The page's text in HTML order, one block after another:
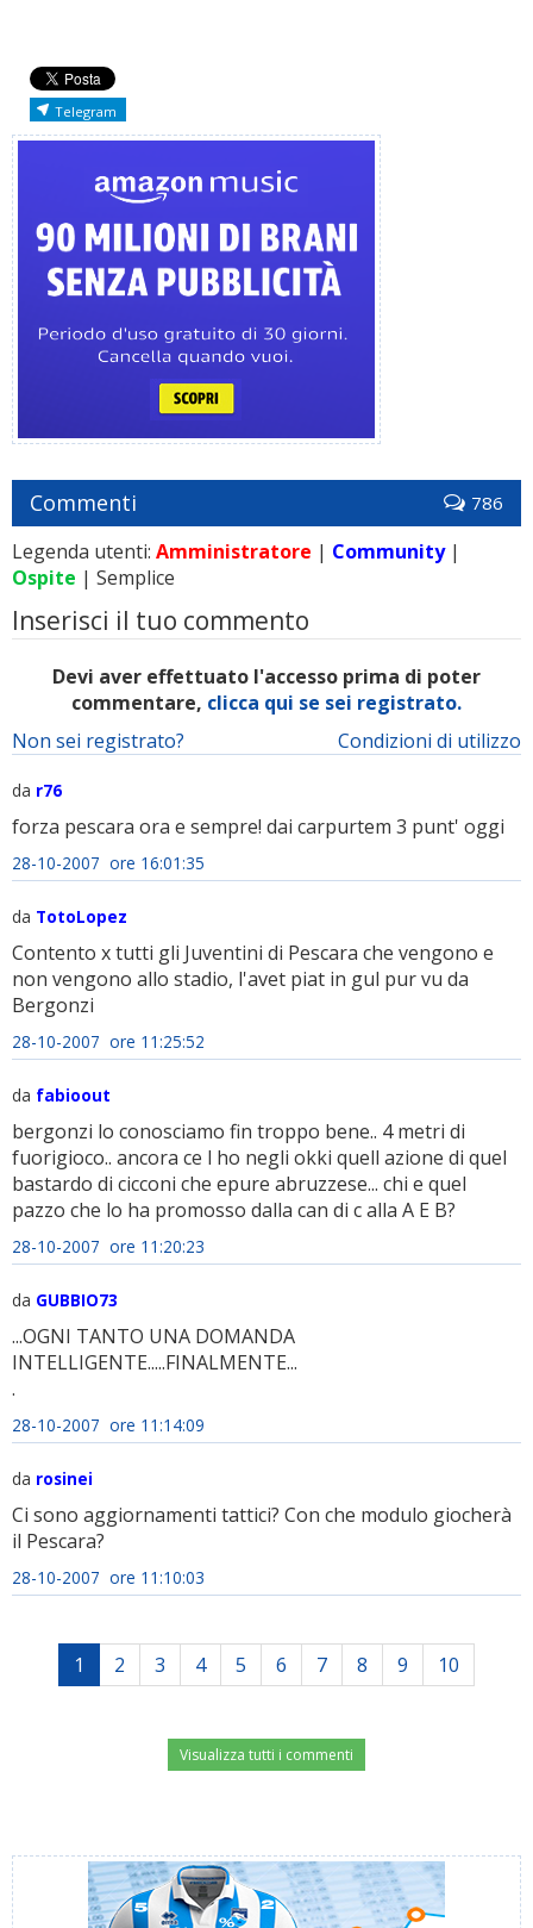
Telegram
Commenti 786
Legenda utenti: Amministratore | Community|
Ospite | Semplice
Inserisci il tuo commento
Devi aver effettuato l'accesso prima di poter
commentare, clicca qui se sei registrato.
Condizioni di utilizzo
Non sei registrato?
da r76
forza pescara ora e sempre! dai carpurtem 3 punt' oggi
28-10-2007 ore 16:01:35
da TotoLopez
Contento x tutti gli Juventini di Pescara che vengono e
non vengono allo stadio, l'avet piat in gul pur vu da
Bergonzi
28-10-2007 ore 11:25:52
da fabioout
bergonzi lo conosciamo fin troppo bene.. 4 metri di
fuorigioco.. ancora ce l ho negli okki quell azione di quel
bastardo di cicconi che epure abruzzese... chi e quel
pazzo che lo ha promosso dalla can di c alla A E B?
28-10-2007 ore 11:20:23
da GUBBIO73
...OGNI TANTO UNA DOMANDA
INTELLIGENTE.....FINALMENTE...
.
28-10-2007 ore 11:14:09
da rosinei
Ci sono aggiornamenti tattici? Con che modulo giocherà
il Pescara?
28-10-2007 ore 11:10:03
1 2 3 4 5 6 7 8 9 10
Visualizza tutti i commenti